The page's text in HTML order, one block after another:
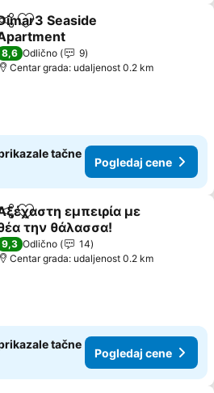
Dodati u favorite
Seaside
8,6 Odlično
9
Centar grada: udaljenost 0.2 km
tačne
Pogledaj cene
Dodati u favorite
εμπειρία με
την θάλασσα!
9,3 Odlično
14
Centar grada: udaljenost 0.2 km
tačne
Pogledaj cene